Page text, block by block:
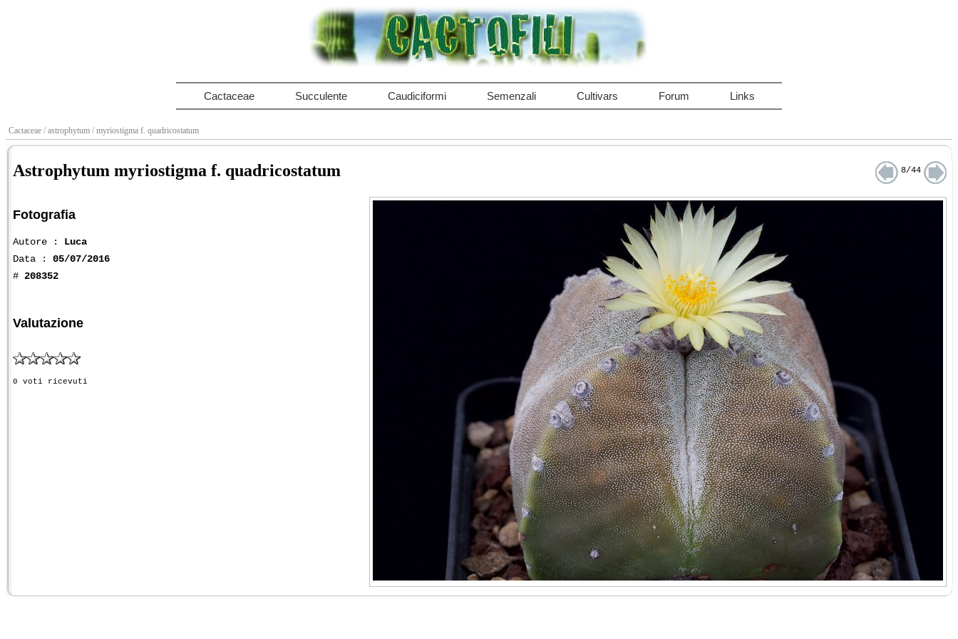
Cactaceae Succulente Caudiciformi Semenzali Cultivars Forum Links
Cactaceae / astrophytum / myriostigma f. quadricostatum
Astrophytum myriostigma f. quadricostatum 8/44
Fotografia
Autore : Luca
Data : 05/07/2016
# 208352
Valutazione
0 voti ricevuti